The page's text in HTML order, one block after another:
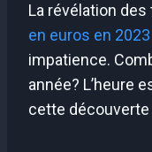
La révélation
en euros en
impatience.
année? L’heure
cette découverte